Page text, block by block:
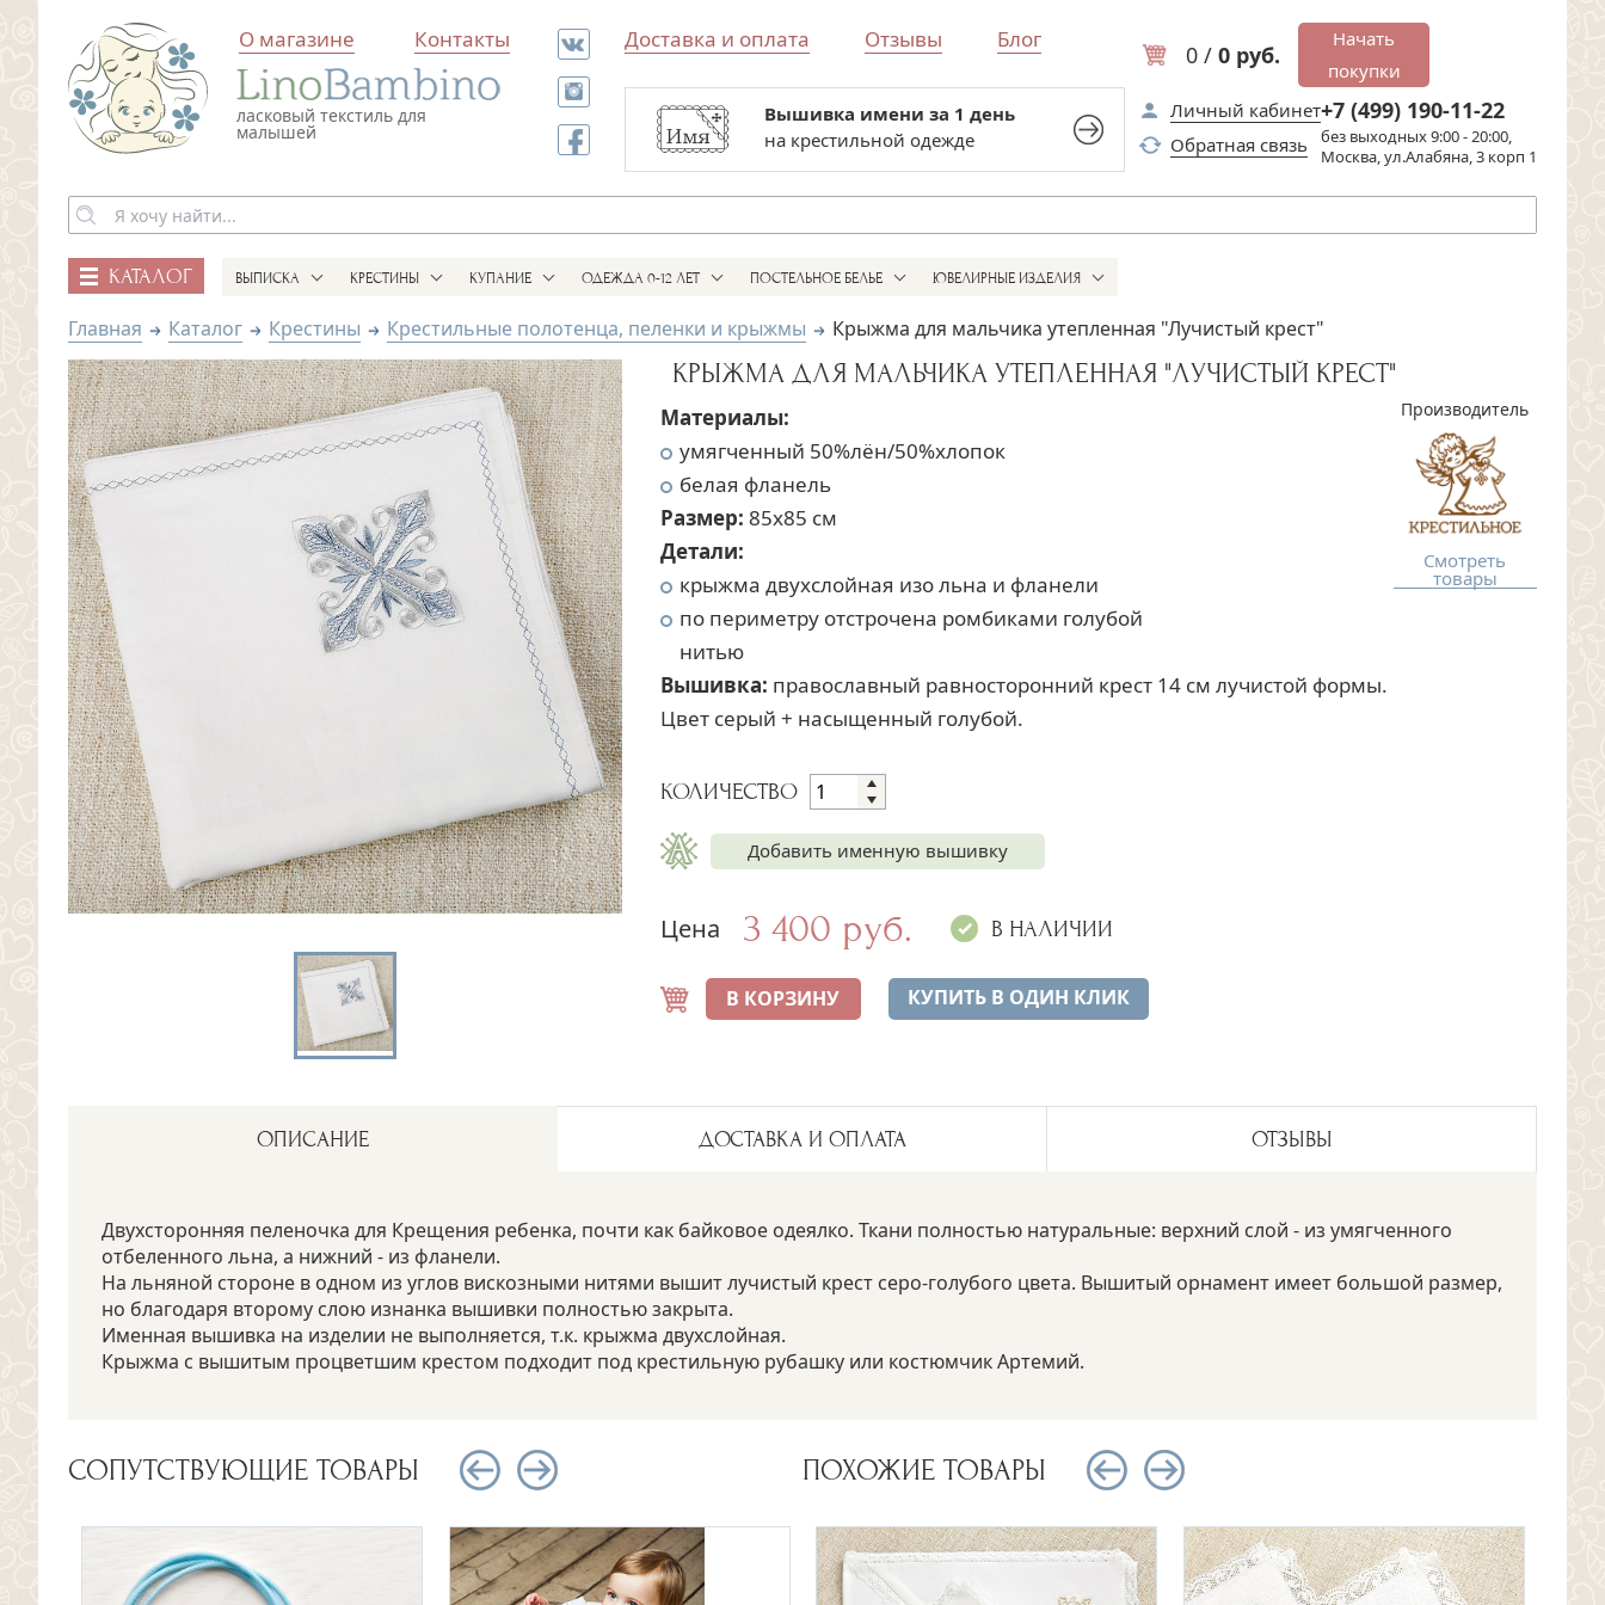
ласковый текстиль для
малышей
О магазине Контакты Доставка и оплата Отзывы Блог
0 / 0 руб.
Начать
покупки
Все для выписки и крестин
в одном магазине
Вышивка имени за 1 день
на крестильной одежде
Личный кабинет
Обратная связь
+7 (499) 190-11-22
без выходных 9:00 - 20:00,
Москва, ул.Алабяна, 3 корп 1
КАТАЛОГ ВЫПИСКА КРЕСТИНЫ КУПАНИЕ ОДЕЖДА 0-12 ЛЕТ ПОСТЕЛЬНОЕ БЕЛЬЕ ЮВЕЛИРНЫЕ ИЗДЕЛИЯ
Главная Каталог Крестины Крестильные полотенца, пеленки и крыжмы Крыжма для мальчика утепленная "Лучистый крест"
КРЫЖМА ДЛЯ МАЛЬЧИКА УТЕПЛЕННАЯ "ЛУЧИСТЫЙ КРЕСТ"
Материалы:
умягченный 50%лён/50%хлопок
белая фланель
Размер: 85х85 см
Детали:
крыжма двухслойная изо льна и фланели
по периметру отстрочена ромбиками голубой
нитью
Вышивка: православный равносторонний крест 14 см лучистой формы.
Цвет серый + насыщенный голубой.
Производитель
Смотреть
товары
КОЛИЧЕСТВО
Добавить именную вышивку
Имя на крыжме +300 руб.
+300 руб.
Цена 3 400 руб. В НАЛИЧИИ
В КОРЗИНУ КУПИТЬ В ОДИН КЛИК
ОПИСАНИЕ ДОСТАВКА И ОПЛАТА ОТЗЫВЫ
Двухсторонняя пеленочка для Крещения ребенка, почти как байковое одеялко. Ткани полностью натуральные: верхний слой - из умягченного
отбеленного льна, а нижний - из фланели.
На льняной стороне в одном из углов вискозными нитями вышит лучистый крест серо-голубого цвета. Вышитый орнамент имеет большой размер,
но благодаря второму слою изнанка вышивки полностью закрыта.
Именная вышивка на изделии не выполняется, т.к. крыжма двухслойная.
Крыжма с вышитым процветшим крестом подходит под крестильную рубашку или костюмчик Артемий.
СОПУТСТВУЮЩИЕ ТОВАРЫ ПОХОЖИЕ ТОВАРЫ